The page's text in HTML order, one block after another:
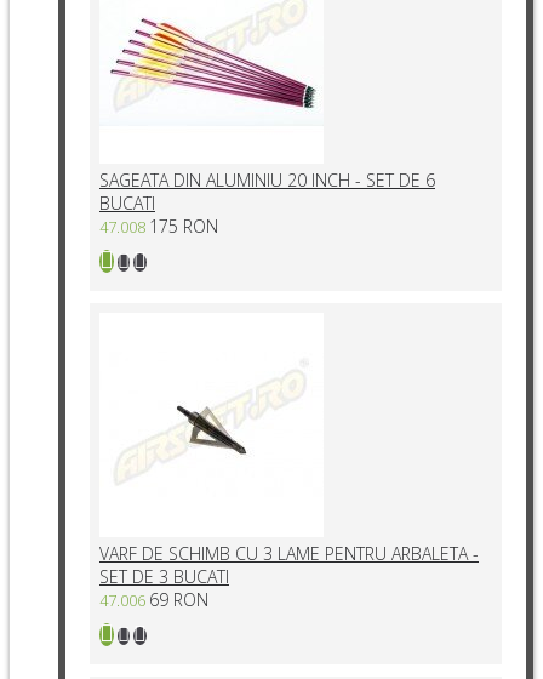
SAGEATA DIN ALUMINIU 20 INCH - SET DE 6
BUCATI
47.008 175 RON
VARF DE SCHIMB CU 3 LAME PENTRU ARBALETA -
SET DE 3 BUCATI
47.006 69 RON